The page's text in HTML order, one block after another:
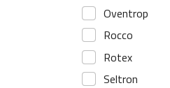
Oventrop
Rocco
Rotex
Seltron